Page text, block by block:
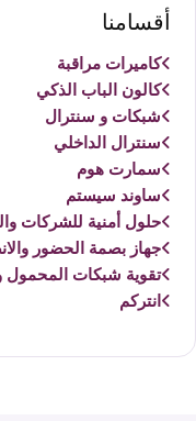
أقسامنا
كاميرات مراقبة
كالون الباب الذكي
شبكات و سنترال
سنترال الداخلي
سمارت هوم
ساوند سيستم
حلول أمنية للشركات
جهاز بصمة الحضور
تقوية شبكات المحمول
انتركم